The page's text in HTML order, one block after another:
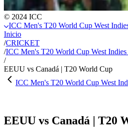
© 2024 ICC
ICC Men's T20 World Cup West
Inicio
/CRICKET
/ICC Men's T20 World Cup West
/
EEUU vs Canadá | T20 World Cup
ICC Men's T20 World Cup West
EEUU vs Canadá | T20